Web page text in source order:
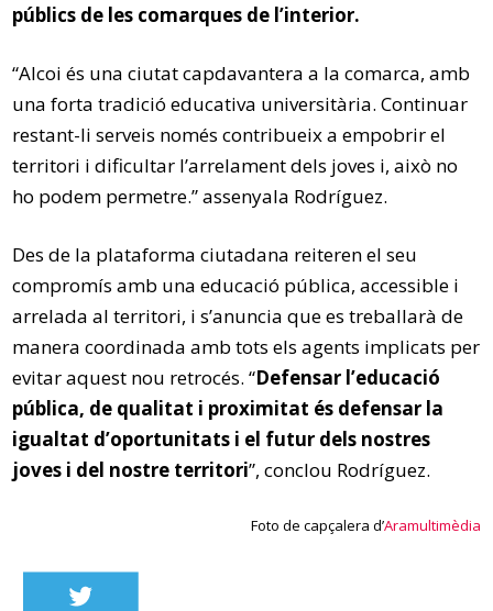
públics de les comarques de l’interior.
“Alcoi és una ciutat capdavantera a la comarca, amb
una forta tradició educativa universitària. Continuar
restant-li serveis només contribueix a empobrir el
territori i dificultar l’arrelament dels joves i, això no
ho podem permetre.” assenyala Rodríguez.
Des de la plataforma ciutadana reiteren el seu
compromís amb una educació pública, accessible i
arrelada al territori, i s’anuncia que es treballarà de
manera coordinada amb tots els agents implicats per
evitar aquest nou retrocés. “Defensar l’educació
pública, de qualitat i proximitat és defensar la
igualtat d’oportunitats i el futur dels nostres
joves i del nostre territori”, conclou Rodríguez.
Foto de capçalera d’Aramultimèdia